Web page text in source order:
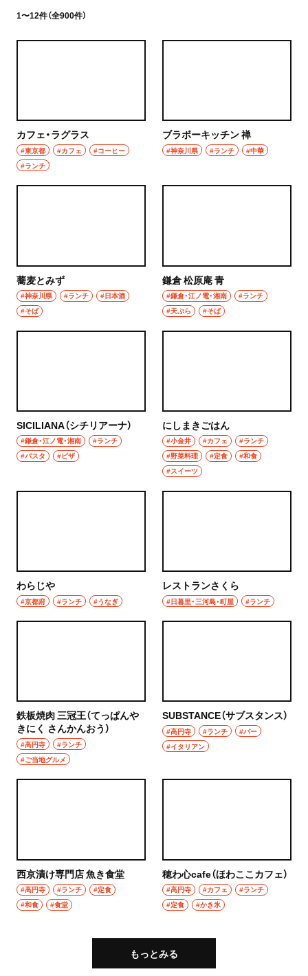
1〜12件（全900件）
カフェ・ラグラス
#東京都 #カフェ
#コーヒー
#ランチ
ブラボーキッチン 禅
#神奈川県 #ランチ #中華
蕎麦とみず
#神奈川県 #ランチ
#日本酒
#そば
鎌倉 松原庵 青
#鎌倉・江ノ電・湘南
#ランチ
#天ぷら
#そば
SICILIANA（シチリアーナ）
#鎌倉・江ノ電・湘南
#ランチ
#パスタ
#ピザ
にしまきごはん
#小金井 #カフェ
#ランチ
#野菜料理
#定食
#和食
#スイーツ
わらじや
#京都府 #ランチ #うなぎ
レストランさくら
#日暮里・三河島・町屋 #ランチ
鉄板焼肉 三冠王（てっぱんや
きにく さんかんおう）
#高円寺
#ランチ
#ご当地グルメ
SUBSTANCE（サブスタンス）
#高円寺 #ランチ
#バー
#イタリアン
西京漬け専門店 魚き食堂
#高円寺 #ランチ
#定食
#和食
#食堂
穂わ心cafe（ほわここカフェ）
#高円寺 #カフェ
#ランチ
#定食
#かき氷
もっとみる